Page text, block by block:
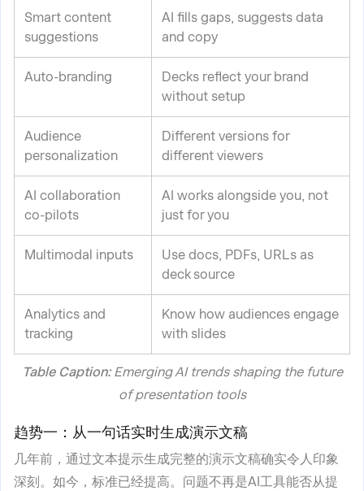
Smart content
suggestions
AI fills gaps, suggests data
and copy
Auto-branding
Decks reflect your brand
without setup
Audience
personalization
Different versions for
different viewers
AI collaboration
co-pilots
AI works alongside you, not
just for you
Multimodal inputs
Use docs, PDFs, URLs as
deck source
Analytics and
tracking
Know how audiences engage
with slides
Table Caption:Emerging AI trends shaping the future
of presentation tools
趋势一：从一句话实时生成演示文稿
几年前，通过文本提示生成完整的演示文稿确实令人印象
深刻。如今，标准已经提高。问题不再是AI工具能否从提